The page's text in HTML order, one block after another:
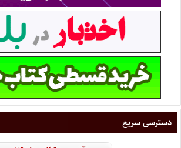
دسترسی سریع